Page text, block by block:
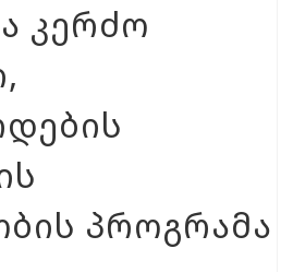
კერძო
პროგრამა